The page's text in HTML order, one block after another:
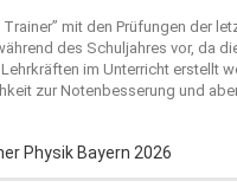
Trainer” mit den Prüfungen der
des Schuljahres vor, da
im Unterricht erstellt
zur Notenbesserung und
Physik Bayern 2026